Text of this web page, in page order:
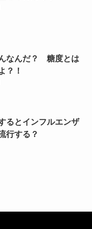
なんだ？ 糖度とは
？！
るとインフルエンザ
行する？